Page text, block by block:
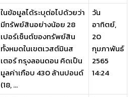
ในข้อมูลได้ระบุต่อไปด้วยว่า
มีทรัพย์สินอย่างน้อย 28
เปอร์เซ็นต์ของทรัพย์สิน
ทั้งหมดในเขตเวสต์มินส
เตอร์ กรุงลอนดอน คิดเป็น
มูลค่าเกือบ 430 ล้านปอนด์
(18, ...
วัน
อาทิตย์,
20
กุมภาพันธ์
2565
14:24